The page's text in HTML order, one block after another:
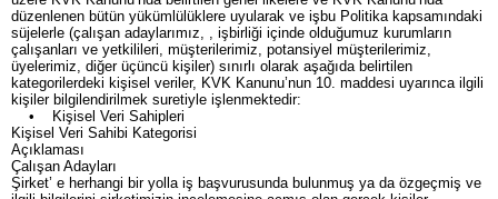
düzenlenen bütün yükümlülüklere uyularak ve işbu Politika kapsamındaki
süjelerle (çalışan adaylarımız, , işbirliği içinde olduğumuz kurumların
çalışanları ve yetkilileri, müşterilerimiz, potansiyel müşterilerimiz,
üyelerimiz, diğer üçüncü kişiler) sınırlı olarak aşağıda belirtilen
kategorilerdeki kişisel veriler, KVK Kanunu’nun 10. maddesi uyarınca ilgili
kişiler bilgilendirilmek suretiyle işlenmektedir:
• Kişisel Veri Sahipleri
Kişisel Veri Sahibi Kategorisi
Açıklaması
Çalışan Adayları
Şirket’ e herhangi bir yolla iş başvurusunda bulunmuş ya da özgeçmiş ve